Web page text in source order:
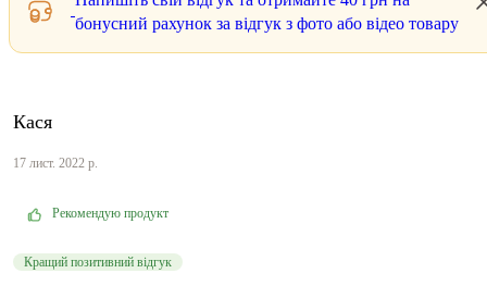
бонусний рахунок за відгук з фото або відео товару
Кася
17 лист. 2022 р.
Рекомендую продукт
Кращий позитивний відгук